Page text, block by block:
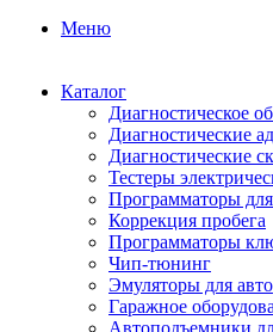
Меню
Каталог
Диагностическое
Диагностические
Диагностические
Тестеры
Программаторы
Коррекция пробега
Программаторы
Чип-тюнинг
Эмуляторы для авто
Гаражное
Автоподъемники